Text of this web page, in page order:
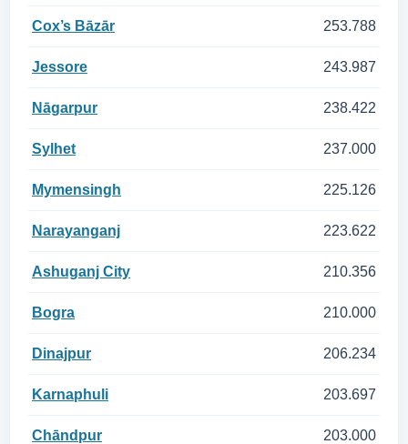
Cox’s Bāzār 253.788
Jessore 243.987
Nāgarpur 238.422
Sylhet 237.000
Mymensingh 225.126
Narayanganj 223.622
Ashuganj City 210.356
Bogra 210.000
Dinajpur 206.234
Karnaphuli 203.697
Chāndpur 203.000